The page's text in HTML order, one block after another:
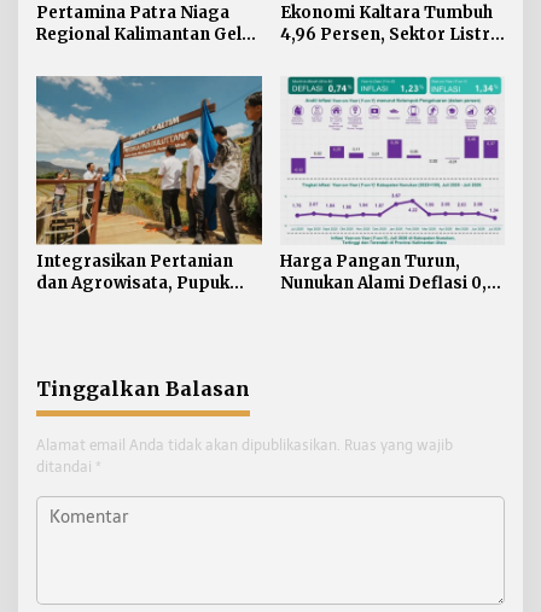
Pertamina Patra Niaga
Regional Kalimantan Gelar
Fuel Terminal Tarakan
Ekonomi Kaltara Tumbuh
4,96 Persen, Sektor Listrik
Integrasikan Pertanian
dan Agrowisata, Pupuk
Harga Pangan Turun,
Nunukan Alami Deflasi 0,74
Tinggalkan Balasan
Alamat email Anda tidak akan dipublikasikan. Ruas yang wajib
ditandai *